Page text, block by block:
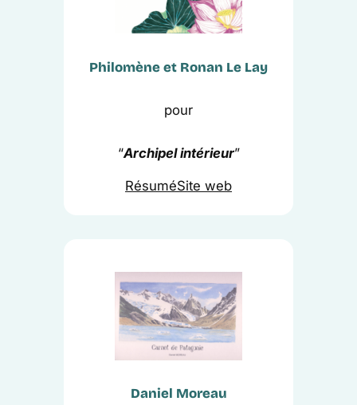
Philomène et Ronan Le Lay
pour
“Archipel intérieur”
RésuméSite web
Daniel Moreau